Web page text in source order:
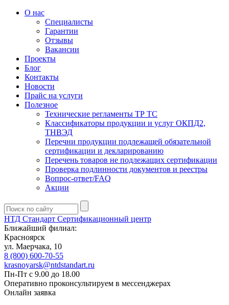
О нас
Специалисты
Гарантии
Отзывы
Вакансии
Проекты
Блог
Контакты
Новости
Прайс на услуги
Полезное
Технические регламенты ТР ТС
Классификаторы продукции и услуг ОКПД2,
ТНВЭД
Перечни продукции подлежащей обязательной
сертификации и декларированию
Перечень товаров не подлежащих сертификации
Проверка подлинности документов и реестры
Вопрос-ответ/FAQ
Акции
НТД Стандарт Сертификационный центр
Ближайший филиал:
Красноярск
ул. ​​​Маерчака, 10
8 (800) 600-70-55
krasnoyarsk@ntdstandart.ru
Пн-Пт с 9.00 до 18.00
Оперативно проконсультируем в мессенджерах
Онлайн заявка